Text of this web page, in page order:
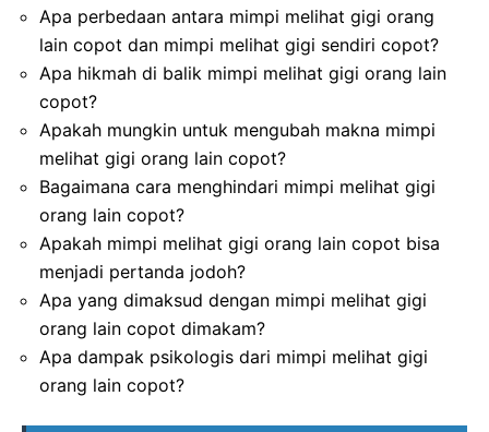
Apa perbedaan antara mimpi melihat gigi orang
lain copot dan mimpi melihat gigi sendiri copot?
Apa hikmah di balik mimpi melihat gigi orang lain
copot?
Apakah mungkin untuk mengubah makna mimpi
melihat gigi orang lain copot?
Bagaimana cara menghindari mimpi melihat gigi
orang lain copot?
Apakah mimpi melihat gigi orang lain copot bisa
menjadi pertanda jodoh?
Apa yang dimaksud dengan mimpi melihat gigi
orang lain copot dimakam?
Apa dampak psikologis dari mimpi melihat gigi
orang lain copot?